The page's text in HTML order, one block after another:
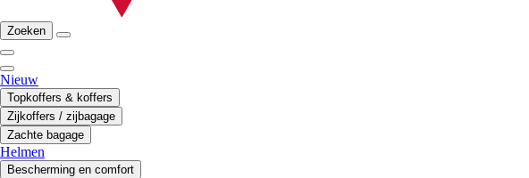
Zoeken
Nieuw
Topkoffers & koffers
Zijkoffers / zijbagage
Zachte bagage
Helmen
Bescherming en comfort